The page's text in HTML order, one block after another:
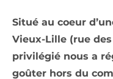
Situé au coeur
Vieux-Lille (rue
privilégié nous a
goûter hors du